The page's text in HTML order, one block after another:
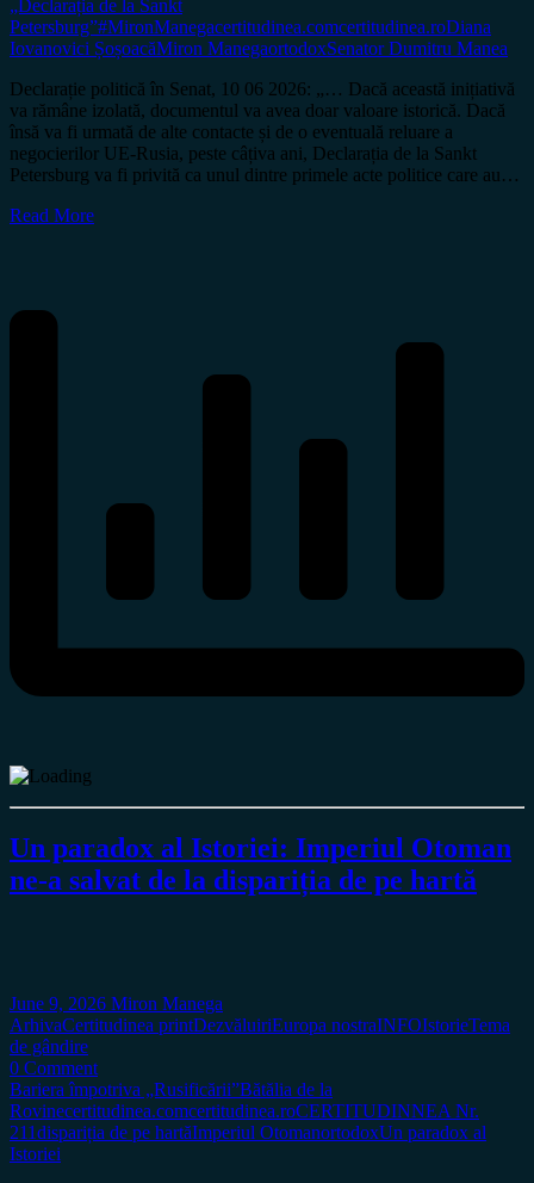
„Declarația de la Sankt
Petersburg”#MironManegacertitudinea.comcertitudinea.roDiana
Iovanovici ȘoșoacăMiron ManegaortodoxSenator Dumitru Manea
Declarație politică în Senat, 10 06 2026: „… Dacă această inițiativă
va rămâne izolată, documentul va avea doar valoare istorică. Dacă
însă va fi urmată de alte contacte și de o eventuală reluare a
negocierilor UE-Rusia, peste câțiva ani, Declarația de la Sankt
Petersburg va fi privită ca unul dintre primele acte politice care au…
Read More
Un paradox al Istoriei: Imperiul Otoman
ne-a salvat de la dispariția de pe hartă
June 9, 2026 Miron Manega
ArhivaCertitudinea printDezvăluiriEuropa nostraINFOIstorieTema
de gândire
0 Comment
Bariera împotriva „Rusificării”Bătălia de la
Rovinecertitudinea.comcertitudinea.roCERTITUDINNEA Nr.
211dispariția de pe hartăImperiul OtomanortodoxUn paradox al
Istoriei